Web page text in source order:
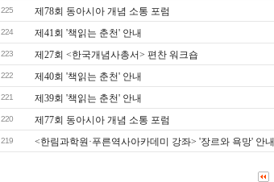
225 제78회 동아시아 개념 소통 포럼
224 제41회 '책읽는 춘천' 안내
223 제27회 <한국개념사총서> 편찬 워크숍
222 제40회 '책읽는 춘천' 안내
221 제39회 '책읽는 춘천' 안내
220 제77회 동아시아 개념 소통 포럼
219 <한림과학원·푸른역사아카데미 강좌> '장르와 욕망' 안내